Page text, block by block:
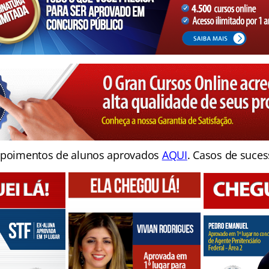
de alunos aprovados AQUI. Casos de